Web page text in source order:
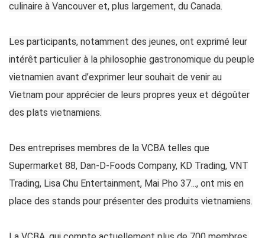
culinaire à Vancouver et, plus largement, du Canada.
Les participants, notamment des jeunes, ont exprimé leur
intérêt particulier à la philosophie gastronomique du peuple
vietnamien avant d’exprimer leur souhait de venir au
Vietnam pour apprécier de leurs propres yeux et dégoûter
des plats vietnamiens.
Des entreprises membres de la VCBA telles que
Supermarket 88, Dan-D-Foods Company, KD Trading, VNT
Trading, Lisa Chu Entertainment, Mai Pho 37..., ont mis en
place des stands pour présenter des produits vietnamiens.